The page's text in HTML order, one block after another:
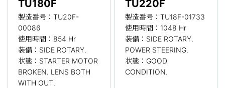
TU180F
製造番号：TU20F-
00086
使用時間：854 Hr
装備：SIDE ROTARY.
状態：STARTER MOTOR
BROKEN. LENS BOTH
WITH OUT.
TU220F
製造番号：TU18F-01733
使用時間：1048 Hr
装備：SIDE ROTARY.
POWER STEERING.
状態：GOOD
CONDITION.